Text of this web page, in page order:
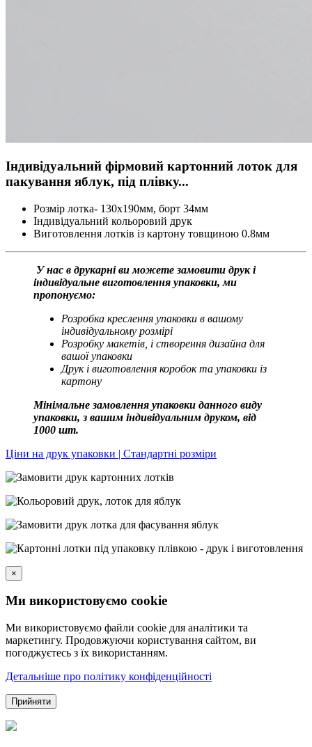
Індивідуальний фірмовий картонний лоток для
пакування яблук, під плівку...
Розмір лотка- 130х190мм, борт 34мм
Індивідуальний кольоровий друк
Виготовлення лотків із картону товщиною 0.8мм
У нас в друкарні ви можете замовити друк і
індивідуальне виготовлення упаковки, ми
пропонуємо:
Розробка креслення упаковки в вашому
індивідуальному розмірі
Розробку макетів, і створення дизайна для
вашої упаковки
Друк і виготовлення коробок та упаковки із
картону
Мінімальне замовлення упаковки данного виду
упаковки, з вашим індивідуальним друком, від
1000 шт.
Ціни на друк упаковки | Стандартні розміри
×
Ми використовуємо cookie
Ми використовуємо файли cookie для аналітики та
маркетингу. Продовжуючи користування сайтом, ви
погоджуєтесь з їх використанням.
Детальніше про політику конфіденційності
Прийняти